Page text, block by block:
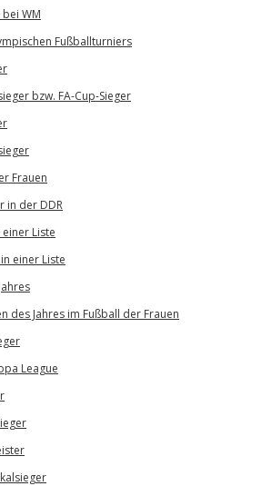
WM
Fußballturniers
bzw. FA-Cup-Sieger
Frauen
in der DDR
Liste
einer Liste
des Jahres im Fußball der Frauen
League